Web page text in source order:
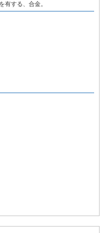
有する、合金。